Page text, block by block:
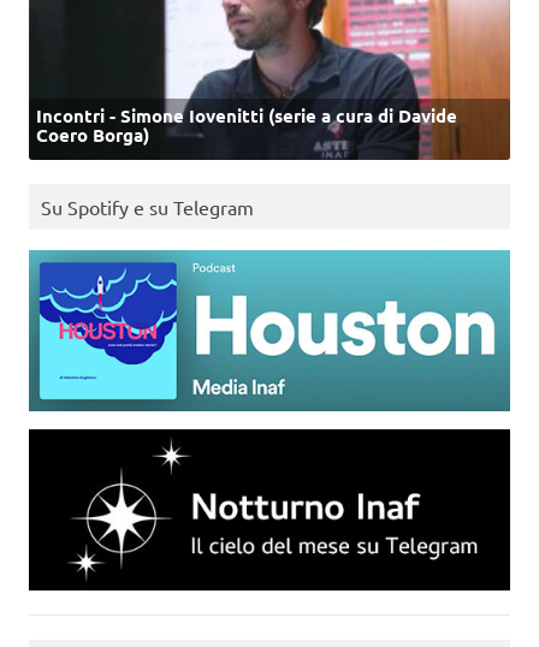
Incontri - Simone Iovenitti (serie a cura di Davide
Coero Borga)
Su Spotify e su Telegram